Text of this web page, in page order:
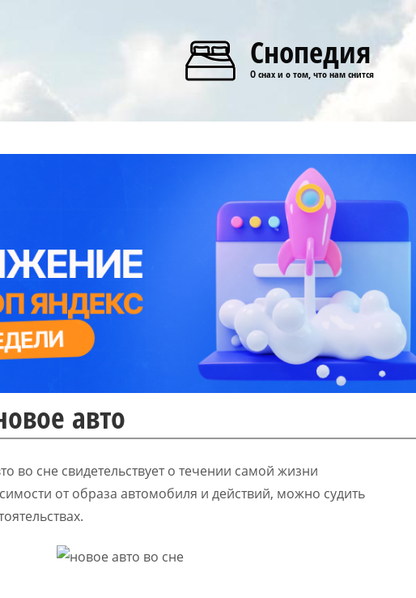
Снопедия
О снах и о том, что нам снится
авто
во сне свидетельствует о течении самой жизни
от образа автомобиля и действий, можно судить